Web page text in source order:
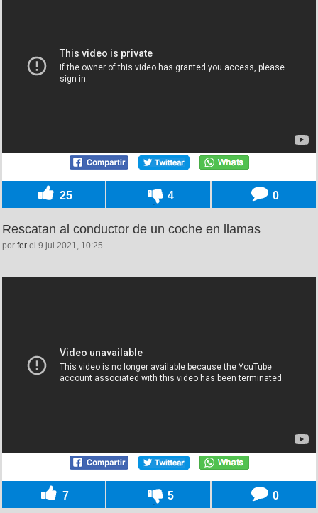
25 4 0
Rescatan al conductor de un coche en llamas
por fer el 9 jul 2021, 10:25
7 5 0